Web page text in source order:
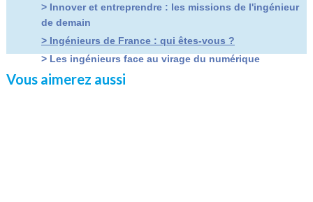
> Innover et entreprendre : les missions de l'ingénieur
de demain
> Ingénieurs de France : qui êtes-vous ?
> Les ingénieurs face au virage du numérique
Vous aimerez aussi